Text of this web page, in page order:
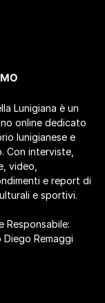
Lunigiana è un
online dedicato
lunigianese e
Con interviste,
video,
e report di
e sportivi.
Responsabile:
Diego Remaggi